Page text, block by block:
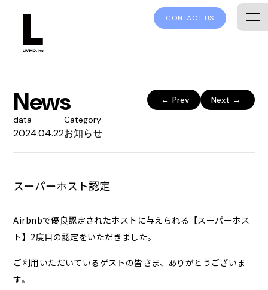
CONTACT US
News
data
2024.04.22
Category
お知らせ
← Prev Next →
スーパーホスト認定
Airbnbで優良認定されたホストに与えられる【スーパーホス
ト】2度目の認定をいただきました。
ご利用いただいているゲストの皆さま、ありがとうございま
す。